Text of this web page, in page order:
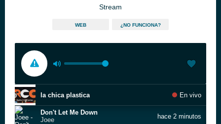
Stream
WEB ¿NO FUNCIONA?
la chica plastica En vivo
Don't Let Me Down
Joee
hace 2 minutos